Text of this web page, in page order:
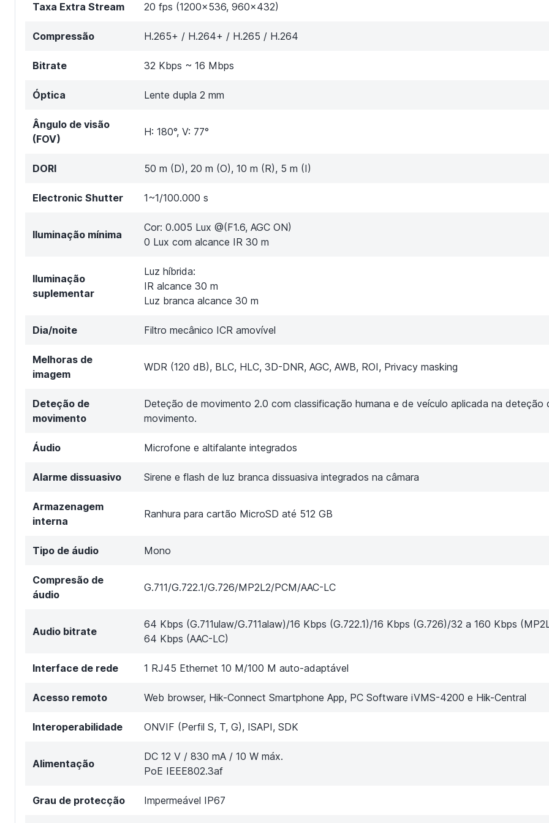
Taxa Extra Stream 20 fps (1200x536, 960x432)
Compressão H.265+ / H.264+ / H.265 / H.264
Bitrate 32 Kbps ~ 16 Mbps
Óptica Lente dupla 2 mm
Ângulo de visão
(FOV)
H: 180°, V: 77°
DORI 50 m (D), 20 m (O), 10 m (R), 5 m (I)
Electronic Shutter 1~1/100.000 s
Iluminação mínima
Cor: 0.005 Lux @(F1.6, AGC ON)
0 Lux com alcance IR 30 m
Iluminação
suplementar
Luz híbrida:
IR alcance 30 m
Luz branca alcance 30 m
Dia/noite Filtro mecânico ICR amovível
Melhoras de
imagem
WDR (120 dB), BLC, HLC, 3D-DNR, AGC, AWB, ROI, Privacy masking
Deteção de
movimento
Deteção de movimento 2.0 com classificação humana e de veículo aplicada na deteção
movimento.
Áudio Microfone e altifalante integrados
Alarme dissuasivo Sirene e flash de luz branca dissuasiva integrados na câmara
Armazenagem
interna
Ranhura para cartão MicroSD até 512 GB
Tipo de áudio Mono
Compresão de
áudio
G.711/G.722.1/G.726/MP2L2/PCM/AAC-LC
Audio bitrate
64 Kbps (G.711ulaw/G.711alaw)/16 Kbps (G.722.1)/16 Kbps (G.726)/32 a 160 Kbps
64 Kbps (AAC-LC)
Interface de rede 1 RJ45 Ethernet 10 M/100 M auto-adaptável
Acesso remoto Web browser, Hik-Connect Smartphone App, PC Software iVMS-4200 e Hik-Central
Interoperabilidade ONVIF (Perfil S, T, G), ISAPI, SDK
Alimentação
DC 12 V / 830 mA / 10 W máx.
PoE IEEE802.3af
Grau de protecção Impermeável IP67